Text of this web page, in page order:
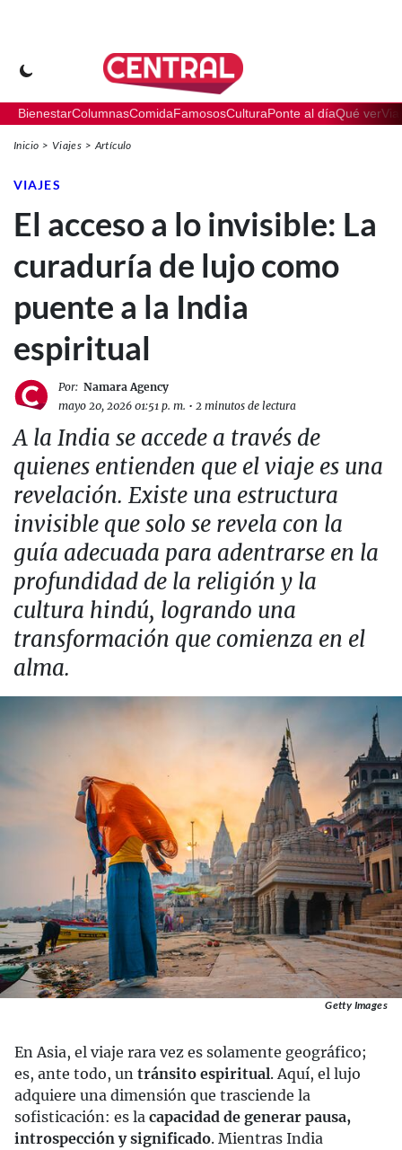
BienestarColumnasComidaFamososCulturaPonte al díaQué ver
Inicio Viajes Artículo
VIAJES
El acceso a lo invisible: La
curaduría de lujo como
puente a la India
espiritual
Por: Namara Agency
mayo 20, 2026 01:51 p. m. • 2 minutos de lectura
A la India se accede a través de
quienes entienden que el viaje es una
revelación. Existe una estructura
invisible que solo se revela con la
guía adecuada para adentrarse en la
profundidad de la religión y la
cultura hindú, logrando una
transformación que comienza en el
alma.
Getty Images
En Asia, el viaje rara vez es solamente geográfico;
es, ante todo, un tránsito espiritual. Aquí, el lujo
adquiere una dimensión que trasciende la
sofisticación: es la capacidad de generar pausa,
introspección y significado. Mientras India